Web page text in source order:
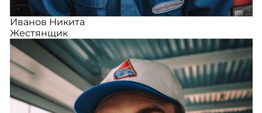
Иванов Никита
Жестянщик